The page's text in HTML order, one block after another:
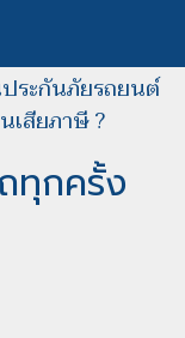
ระกันภัยรถยนต์
เสียภาษี ?
ทุกครั้ง